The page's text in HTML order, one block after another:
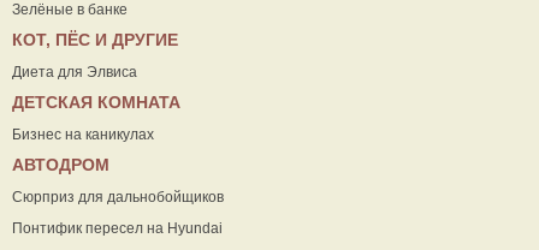
Зелёные в банке
КОТ, ПЁС И ДРУГИЕ
Диета для Элвиса
ДЕТСКАЯ КОМНАТА
Бизнес на каникулах
АВТОДРОМ
Сюрприз для дальнобойщиков
Понтифик пересел на Hyundai